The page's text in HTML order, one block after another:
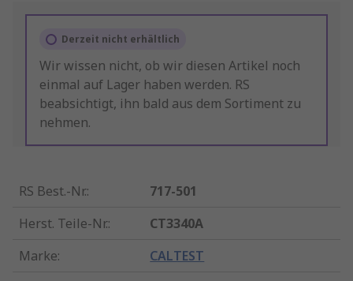
Derzeit nicht erhältlich
Wir wissen nicht, ob wir diesen Artikel noch
einmal auf Lager haben werden. RS
beabsichtigt, ihn bald aus dem Sortiment zu
nehmen.
RS Best.-Nr.:
717-501
Herst. Teile-Nr.:
CT3340A
Marke: CALTEST